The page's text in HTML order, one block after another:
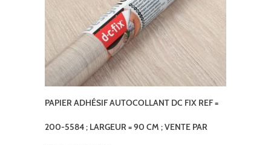
PAPIER ADHÉSIF AUTOCOLLANT DC FIX REF =
200-5584 ; LARGEUR = 90 CM ; VENTE PAR